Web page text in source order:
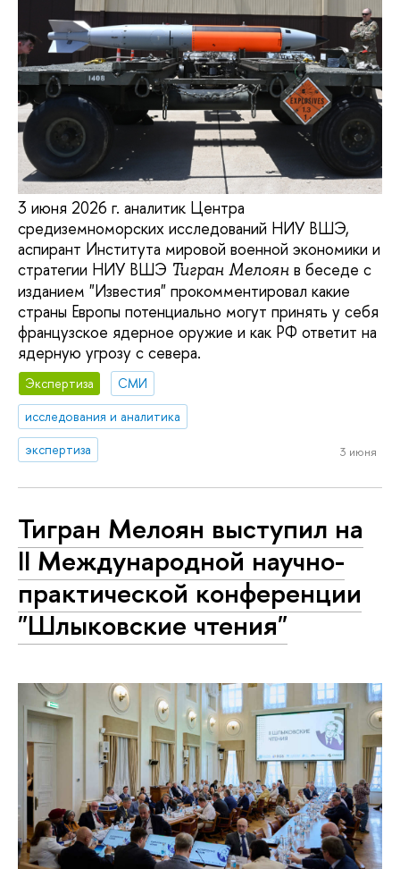
3 июня 2026 г. аналитик Центра
средиземноморских исследований НИУ ВШЭ,
аспирант Института мировой военной экономики и
стратегии НИУ ВШЭ Тигран Мелоян в беседе с
изданием "Известия" прокомментировал какие
страны Европы потенциально могут принять у себя
французское ядерное оружие и как РФ ответит на
ядерную угрозу с севера.
Экспертиза
СМИ
исследования и аналитика
экспертиза
3 июня
Тигран Мелоян выступил на
II Международной научно-
практической конференции
"Шлыковские чтения"